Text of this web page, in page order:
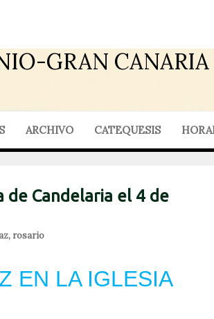
GRAN CANARIA
ARCHIVO CATEQUESIS
de Candelaria el 4 de
, rosario
EN LA IGLESIA